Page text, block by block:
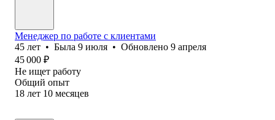
Менеджер по работе с клиентами
45 лет • Была 9 июля • Обновлено 9 апреля
45 000 ₽
Не ищет работу
Общий опыт
18 лет 10 месяцев